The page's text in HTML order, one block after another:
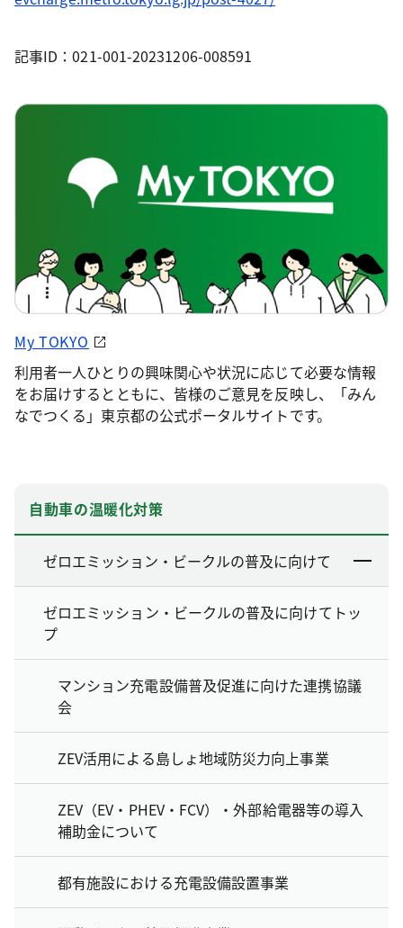
記事ID：021-001-20231206-008591
My TOKYO
利用者一人ひとりの興味関心や状況に応じて必要な情報
をお届けするとともに、皆様のご意見を反映し、「みん
なでつくる」東京都の公式ポータルサイトです。
自動車の温暖化対策
ゼロエミッション・ビークルの普及に向けて
ゼロエミッション・ビークルの普及に向けてトッ
プ
マンション充電設備普及促進に向けた連携協議
会
ZEV活用による島しょ地域防災力向上事業
ZEV（EV・PHEV・FCV）・外部給電器等の導入
補助金について
都有施設における充電設備設置事業